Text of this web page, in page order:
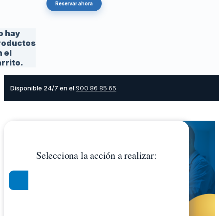
Reservar ahora
hay
el
Disponible 24/7 en el 900 86 85 65
Selecciona la acción a realizar: